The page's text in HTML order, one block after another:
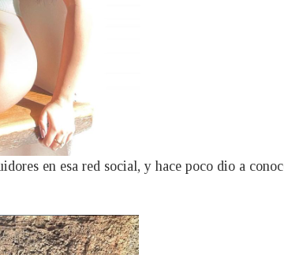
en esa red social, y hace poco dio a